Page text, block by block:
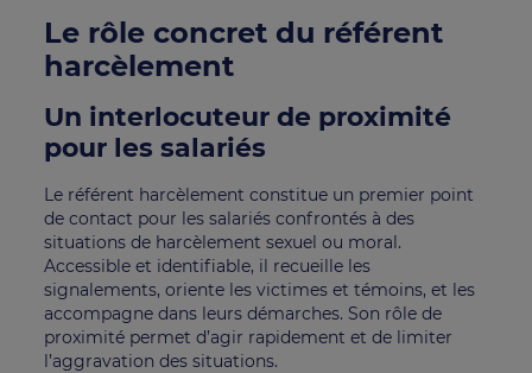
Le rôle concret du référent
harcèlement
Un interlocuteur de proximité
pour les salariés
Le référent harcèlement constitue un premier point
de contact pour les salariés confrontés à des
situations de harcèlement sexuel ou moral.
Accessible et identifiable, il recueille les
signalements, oriente les victimes et témoins, et les
accompagne dans leurs démarches. Son rôle de
proximité permet d’agir rapidement et de limiter
l’aggravation des situations.